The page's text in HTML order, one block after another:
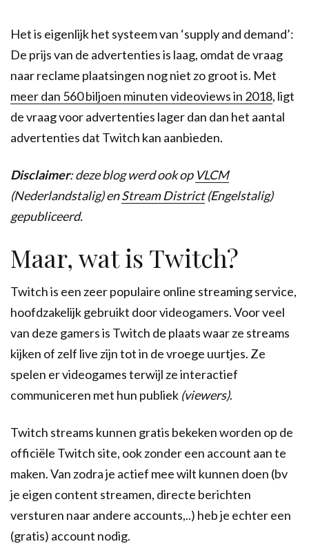
Het is eigenlijk het systeem van ‘supply and demand’:
De prijs van de advertenties is laag, omdat de vraag
naar reclame plaatsingen nog niet zo groot is. Met
meer dan 560 biljoen minuten videoviews in 2018, ligt
de vraag voor advertenties lager dan dan het aantal
advertenties dat Twitch kan aanbieden.
Disclaimer: deze blog werd ook op VLCM
(Nederlandstalig) enStream District(Engelstalig)
gepubliceerd.
Maar, wat is Twitch?
Twitch is een zeer populaire online streaming service,
hoofdzakelijk gebruikt door videogamers. Voor veel
van deze gamers is Twitch de plaats waar ze streams
kijken of zelf live zijn tot in de vroege uurtjes. Ze
spelen er videogames terwijl ze interactief
communiceren met hun publiek (viewers).
Twitch streams kunnen gratis bekeken worden op de
officiële Twitch site, ook zonder een account aan te
maken. Van zodra je actief mee wilt kunnen doen (bv
je eigen content streamen, directe berichten
versturen naar andere accounts,..) heb je echter een
(gratis) account nodig.